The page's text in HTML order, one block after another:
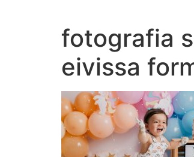
fotografia
eivissa